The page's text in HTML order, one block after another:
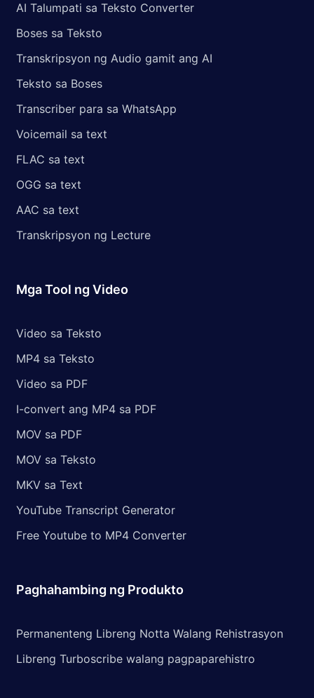
AI Talumpati sa Teksto Converter
Boses sa Teksto
Transkripsyon ng Audio gamit ang AI
Teksto sa Boses
Transcriber para sa WhatsApp
Voicemail sa text
FLAC sa text
OGG sa text
AAC sa text
Transkripsyon ng Lecture
Mga Tool ng Video
Video sa Teksto
MP4 sa Teksto
Video sa PDF
I-convert ang MP4 sa PDF
MOV sa PDF
MOV sa Teksto
MKV sa Text
YouTube Transcript Generator
Free Youtube to MP4 Converter
Paghahambing ng Produkto
Permanenteng Libreng Notta Walang Rehistrasyon
Libreng Turboscribe walang pagpaparehistro